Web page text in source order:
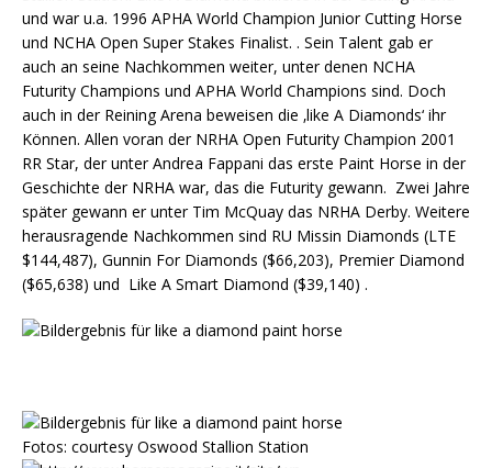
und war u.a. 1996 APHA World Champion Junior Cutting Horse
und NCHA Open Super Stakes Finalist. . Sein Talent gab er
auch an seine Nachkommen weiter, unter denen NCHA
Futurity Champions und APHA World Champions sind. Doch
auch in der Reining Arena beweisen die ‚like A Diamonds‘ ihr
Können. Allen voran der NRHA Open Futurity Champion 2001
RR Star, der unter Andrea Fappani das erste Paint Horse in der
Geschichte der NRHA war, das die Futurity gewann. Zwei Jahre
später gewann er unter Tim McQuay das NRHA Derby. Weitere
herausragende Nachkommen sind RU Missin Diamonds (LTE
$144,487), Gunnin For Diamonds ($66,203), Premier Diamond
($65,638) und Like A Smart Diamond ($39,140) .
Fotos: courtesy Oswood Stallion Station